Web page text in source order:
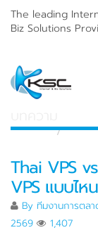
The leading
Biz Solutions
ศูนย์รว
หน้าแรก ศูนย์
Thai VPS
VPS แบบไห
By ทีมงานการตลา
2569
1,407